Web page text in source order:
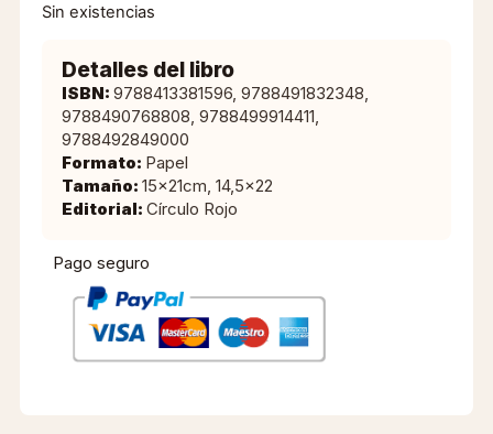
Sin existencias
Detalles del libro
ISBN: 9788413381596, 9788491832348,
9788490768808, 9788499914411,
9788492849000
Formato: Papel
Tamaño: 15x21cm, 14,5×22
Editorial: Círculo Rojo
Pago seguro